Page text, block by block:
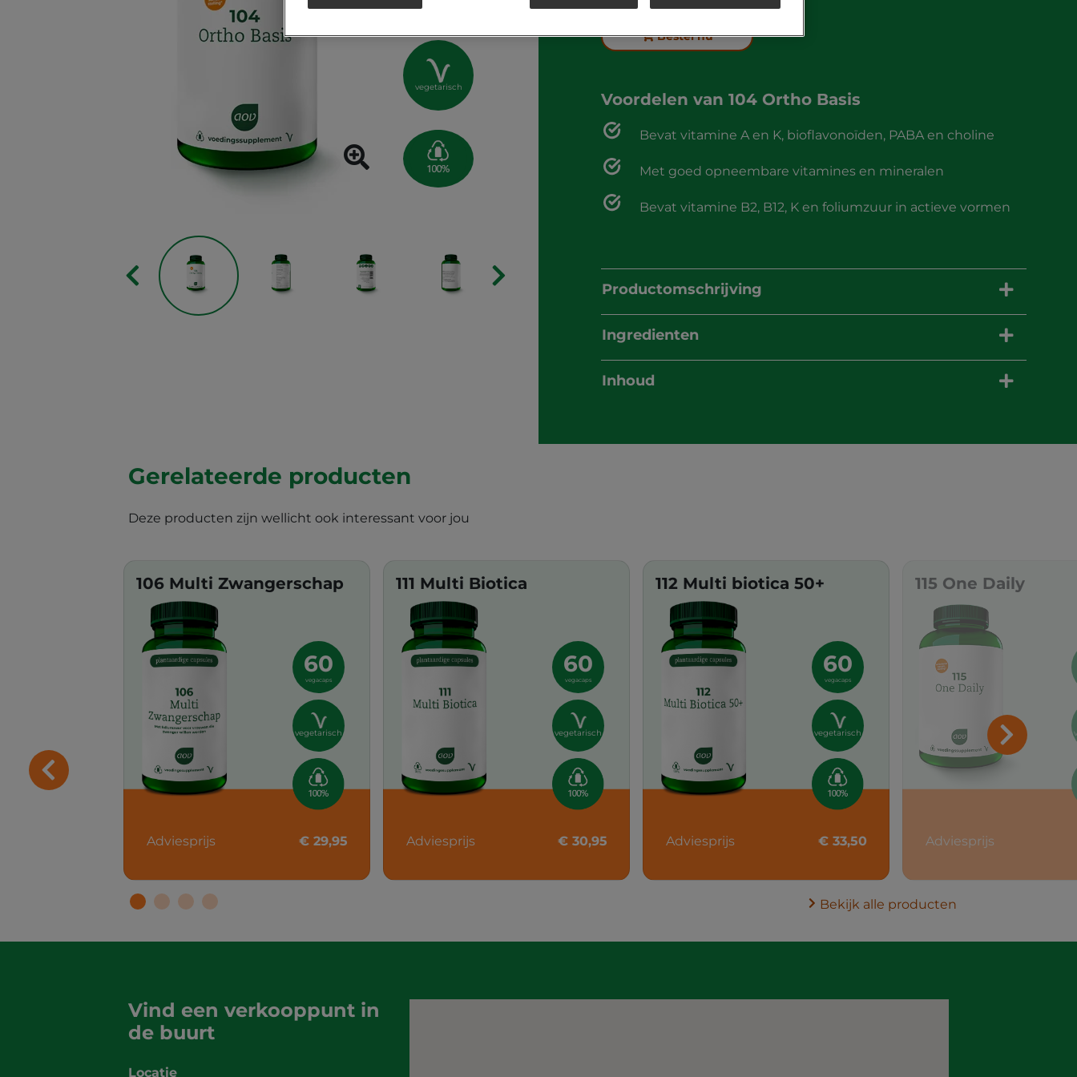
vegetarisch
Bestel nu
Voordelen van 104 Ortho Basis
Bevat vitamine A en K, bioflavonoïden, PABA en choline
Met goed opneembare vitamines en mineralen
Bevat vitamine B2, B12, K en foliumzuur in actieve vormen
Productomschrijving
Ingredienten
Inhoud
Gerelateerde producten
Deze producten zijn wellicht ook interessant voor jou
106 Multi Zwangerschap
60
vegacaps
vegetarisch
Adviesprijs € 29,95
111 Multi Biotica
60
vegacaps
vegetarisch
Adviesprijs € 30,95
112 Multi biotica 50+
60
vegacaps
vegetarisch
Adviesprijs € 33,50
115 One Daily
Adviesprijs
Bekijk alle producten
Vind een verkooppunt in
de buurt
Locatie